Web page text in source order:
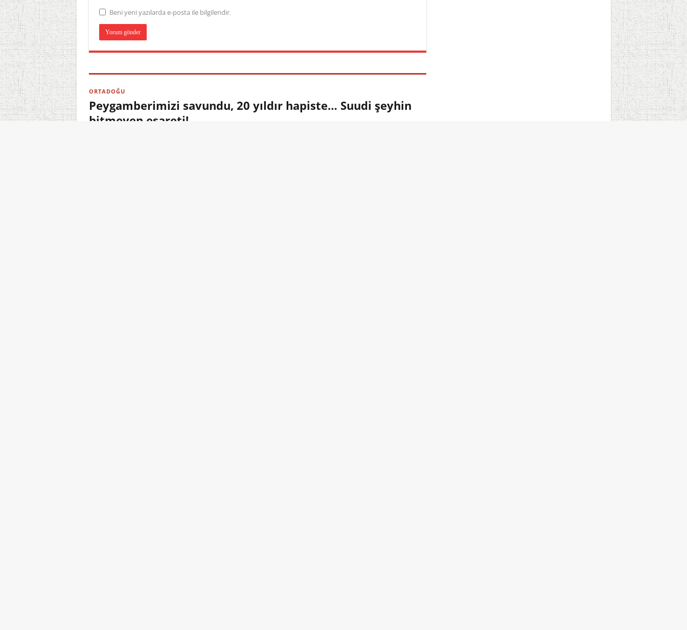
Beni yeni yazılarda e-posta ile bilgilendir.
ORTADOĞU
Peygamberimizi savundu, 20 yıldır hapiste… Suudi şeyhin
bitmeyen esareti!